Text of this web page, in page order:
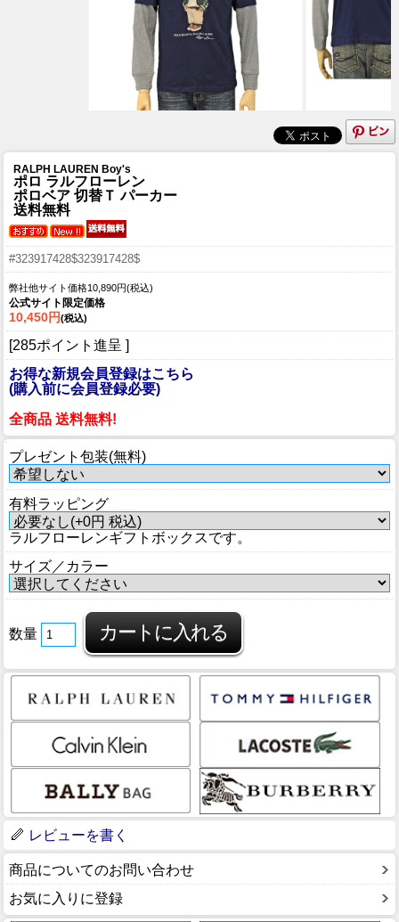
RALPH LAUREN Boy's
ポロ ラルフローレン
ポロベア 切替Ｔ パーカー
送料無料
#323917428$323917428$
弊社他サイト価格10,890円(税込)
公式サイト限定価格
10,450円(税込)
[285ポイント進呈 ]
お得な新規会員登録はこちら
(購入前に会員登録必要)
全商品 送料無料!
プレゼント包装(無料)
有料ラッピング
ラルフローレンギフトボックスです。
サイズ／カラー
数量
レビューを書く
商品についてのお問い合わせ
お気に入りに登録